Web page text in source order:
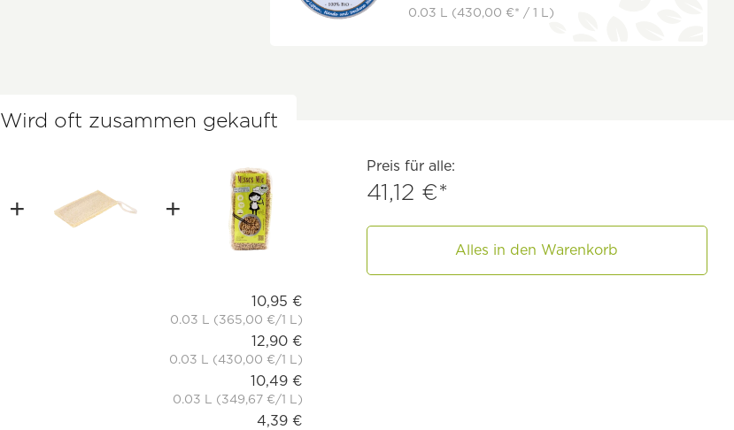
0.03 L (430,00 €* / 1 L)
Wird oft zusammen gekauft
Preis für alle:
41,12 €*
Alles in den Warenkorb
10,95 €
0.03 L (365,00 €/1 L)
12,90 €
0.03 L (430,00 €/1 L)
10,49 €
0.03 L (349,67 €/1 L)
4,39 €